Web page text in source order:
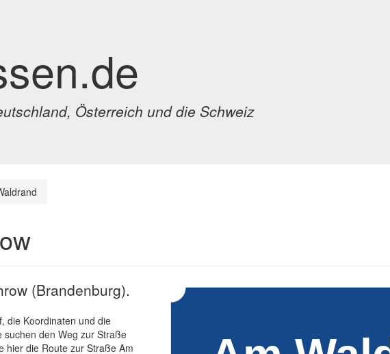
Österreich und die Schweiz
(Brandenburg).
die Koordinaten und die
suchen den Weg zur Straße
hier die Route zur Straße Am